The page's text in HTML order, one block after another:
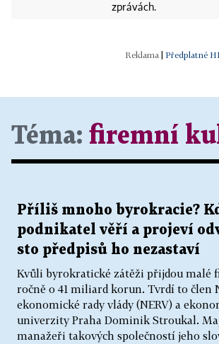
zprávách.
Předplatné
Téma: firemní
Příliš mnoho byrokracie?
podnikatel věří a projeví
sto předpisů ho nezastaví
Kvůli byrokratické zátěži přijdou malé
ročně o 41 miliard korun. Tvrdí to člen
ekonomické rady vlády (NERV) a
univerzity Praha Dominik Stroukal.
manažeři takových společností jeho